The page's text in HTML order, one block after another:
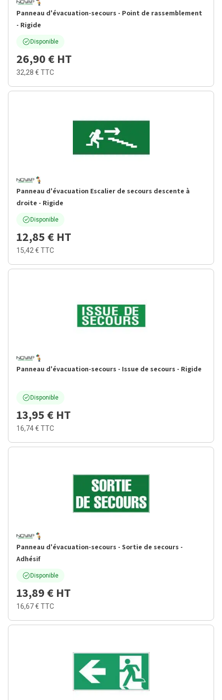
Panneau d'évacuation-secours - Point de rassemblement
- Rigide
Disponible
26,90 € HT
32,28 € TTC
Panneau d'évacuation Escalier de secours descente à
droite - Rigide
Disponible
12,85 € HT
15,42 € TTC
Panneau d'évacuation-secours - Issue de secours - Rigide
Disponible
13,95 € HT
16,74 € TTC
Panneau d'évacuation-secours - Sortie de secours -
Adhésif
Disponible
13,89 € HT
16,67 € TTC